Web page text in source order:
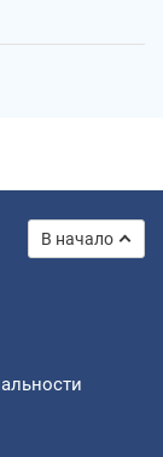
В начало